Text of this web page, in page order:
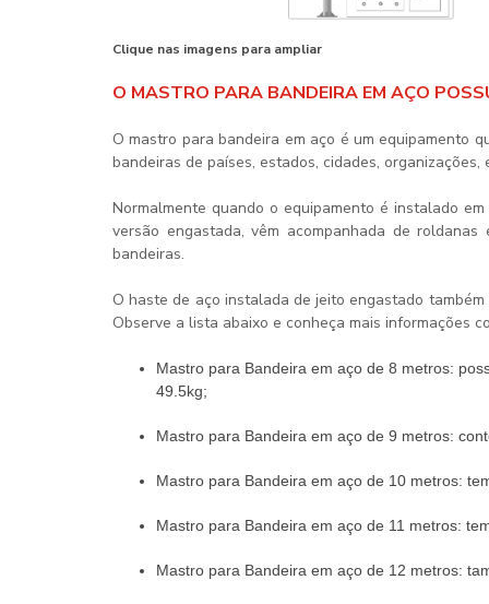
Clique nas imagens para ampliar
O MASTRO PARA BANDEIRA EM AÇO
Omastro para bandeira em aço é um equipamento
bandeiras de países, estados, cidades, organizações,
Normalmente quando o equipamento é instalado
versão engastada, vêm acompanhada de
bandeiras.
O haste de aço instalada de jeito engastado
Observe a lista abaixo e conheça mais informações
Mastro para Bandeira em aço de 8 metros: possui tamanho de base de 88.90 mm e o peso total exibe o valor de
49.5kg;
Mastro para Bandeira em aço de 9 metros:
Mastro para Bandeira em aço de 10 metros:
Mastro para Bandeira em aço de 11 metros:
Mastro para Bandeira em aço de 12 metros: